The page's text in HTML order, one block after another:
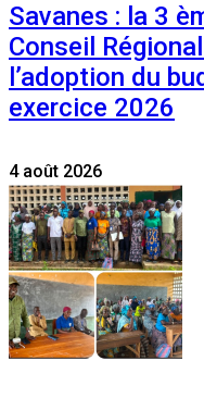
Savanes : la 3
Conseil
l’adoption du
exercice 2026
4 août 2026